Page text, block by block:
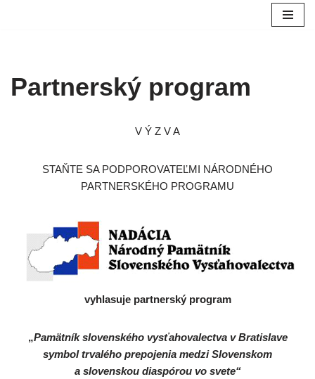
Partnerský program
V Ý Z V A
STAŇTE SA PODPOROVATEĽMI NÁRODNÉHO
PARTNERSKÉHO PROGRAMU
vyhlasuje partnerský program
„Pamätník slovenského vysťahovalectva v Bratislave
symbol trvalého prepojenia medzi Slovenskom
a slovenskou diaspórou vo svete“